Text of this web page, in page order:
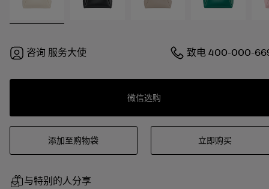
咨询 服务大使 致电400-000-
微信选购
添加至购物袋 立即购买
与特别的人分享